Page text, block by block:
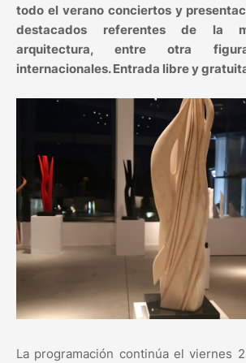
todo el verano conciertos y
destacados referentes de la
arquitectura, entre otra
internacionales. Entrada libre y
La programación continúa el viernes